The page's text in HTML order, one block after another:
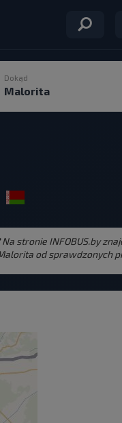
Dokąd
stronie INFOBUS.by
od sprawdzonych